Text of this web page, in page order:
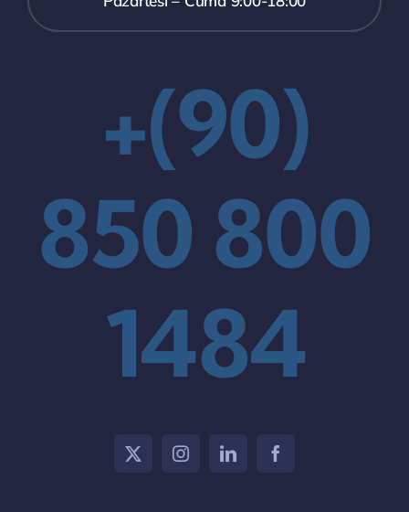
+(90)
850 800
1484